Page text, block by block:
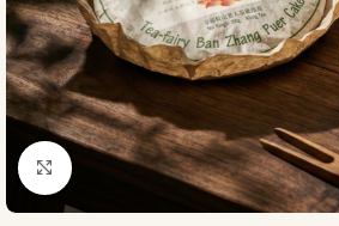
Нажмите, чтобы увеличить